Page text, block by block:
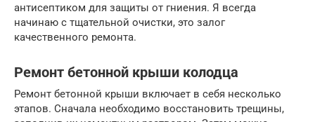
антисептиком для защиты от гниения. Я всегда
начинаю с тщательной очистки, это залог
качественного ремонта.
Ремонт бетонной крыши колодца
Ремонт бетонной крыши включает в себя несколько
этапов. Сначала необходимо восстановить трещины,